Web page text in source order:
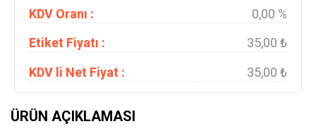
KDV Oranı :
0,00 %
Etiket Fiyatı :
35,00 ₺
KDV li Net Fiyat :
35,00 ₺
ÜRÜN AÇIKLAMASI